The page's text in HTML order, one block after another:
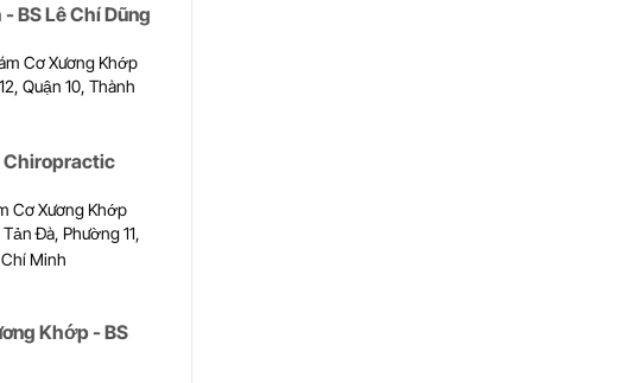
BS Lê Chí Dũng
Cơ Xương Khớp
Quận 10, Thành
Chiropractic
Cơ Xương Khớp
Đà, Phường 11,
Minh
Khớp - BS